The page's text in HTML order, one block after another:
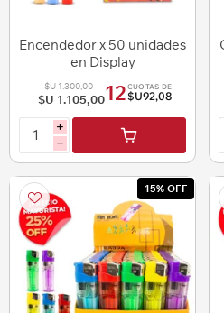
Encendedor x 50 unidades
en Display
$U 1.300,00
$U 1.105,0012 CUOTAS DE
$U92,08
i
h
15% OFF